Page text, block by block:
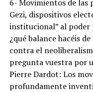
6- Movimientos de las
Gezi, dispositivos
institucional” al poder
¿qué balance hacéis
contra el
pregunta vuestra por
Pierre Dardot: Los
profundamente